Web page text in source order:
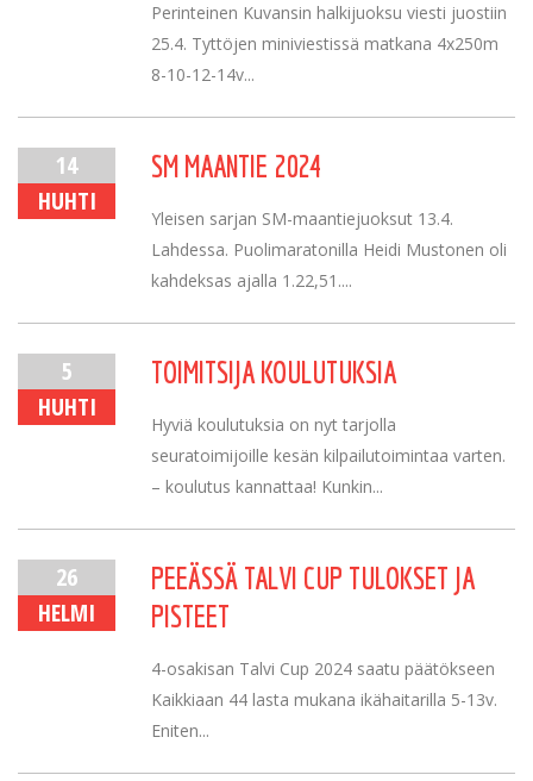
Perinteinen Kuvansin halkijuoksu viesti juostiin
25.4. Tyttöjen miniviestissä matkana 4x250m
8-10-12-14v...
14
HUHTI
SM MAANTIE 2024
Yleisen sarjan SM-maantiejuoksut 13.4.
Lahdessa. Puolimaratonilla Heidi Mustonen oli
kahdeksas ajalla 1.22,51....
5
HUHTI
TOIMITSIJA KOULUTUKSIA
Hyviä koulutuksia on nyt tarjolla
seuratoimijoille kesän kilpailutoimintaa varten.
– koulutus kannattaa! Kunkin...
26
HELMI
PEEÄSSÄ TALVI CUP TULOKSET JA
PISTEET
4-osakisan Talvi Cup 2024 saatu päätökseen
Kaikkiaan 44 lasta mukana ikähaitarilla 5-13v.
Eniten...